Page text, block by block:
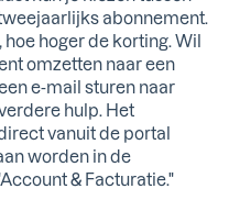
abonnement.
hoger de korting. Wil
omzetten naar een
e-mail sturen naar
hulp. Het
vanuit de portal
worden in de
& Facturatie."